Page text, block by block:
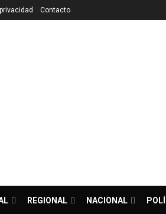
Contacto
REGIONAL NACIONAL